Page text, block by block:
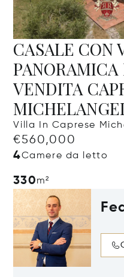
CASALE CON
PANORAMICA
VENDITA
Villa In Caprese
€560,000
4Camere da letto
330m²